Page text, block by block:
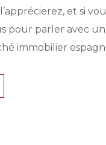
et si
pour parler avec
immobilier